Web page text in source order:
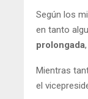
Según los
en tanto
prolongada
Mientras
el